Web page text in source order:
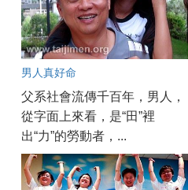
男人真好命
父系社會流傳千百年，男人，
從字面上來看，是“田”裡
出“力”的勞動者，...